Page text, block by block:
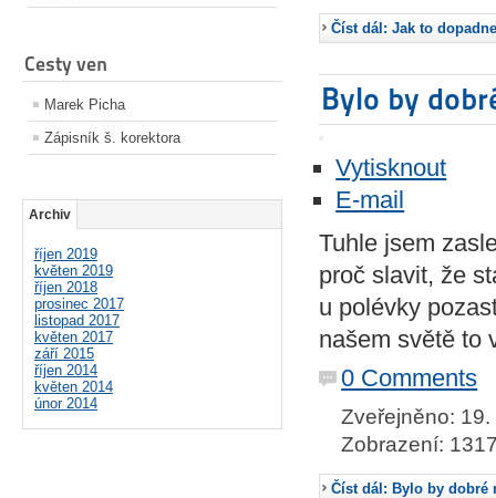
Cesty ven
Marek Picha
Zápisník š. korektora
Archiv
říjen 2019
květen 2019
říjen 2018
prosinec 2017
listopad 2017
květen 2017
září 2015
říjen 2014
květen 2014
únor 2014
Číst dál: Jak to
Bylo by
Vytisknout
E-mail
Tuhle jsem
proč slavit, že
u polévky
našem světě to
0 Comments
Zveřejněno:
Zobrazení:
Číst dál: Bylo by dobré